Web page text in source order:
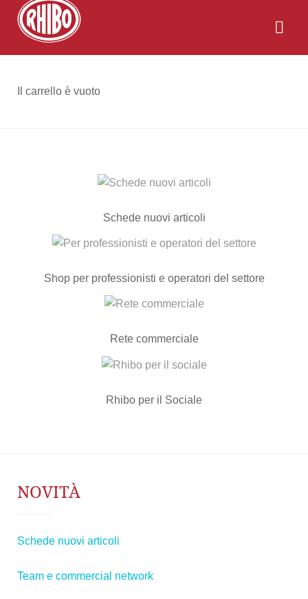
Il carrello è vuoto
Schede nuovi articoli
Shop per professionisti e operatori del settore
Rete commerciale
Rhibo per il Sociale
NOVITÀ
Schede nuovi articoli
Team e commercial network